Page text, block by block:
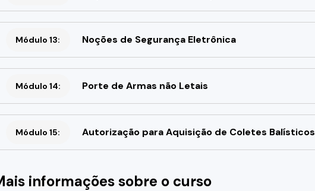
Módulo 13: Noções de Segurança Eletrônica
Módulo 14: Porte de Armas não Letais
Módulo 15: Autorização para Aquisição de Coletes Balísticos
informações sobre o curso